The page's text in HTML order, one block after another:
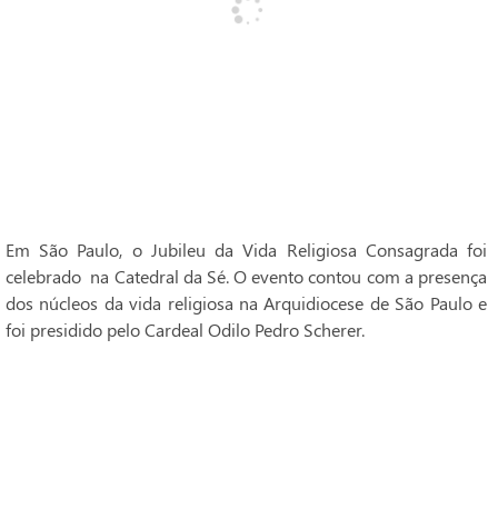
Em São Paulo, o Jubileu da Vida Religiosa Consagrada foi
celebrado na Catedral da Sé. O evento contou com a presença
dos núcleos da vida religiosa na Arquidiocese de São Paulo e
foi presidido pelo Cardeal Odilo Pedro Scherer.